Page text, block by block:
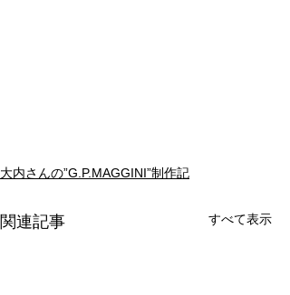
大内さんの”G.P.MAGGINI”制作記
関連記事 すべて表示